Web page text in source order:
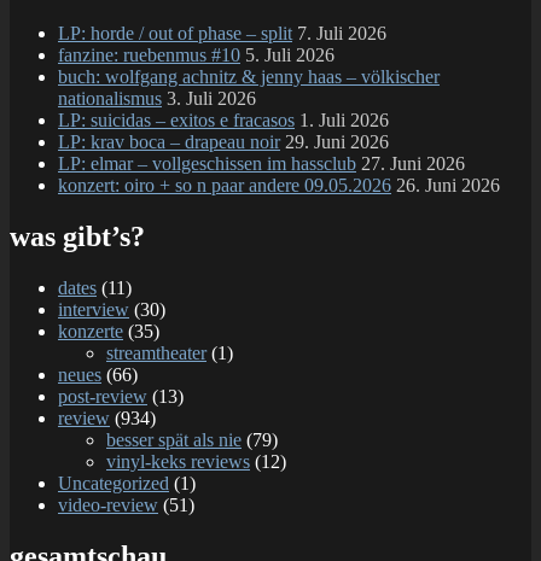
LP: horde / out of phase – split 7. Juli 2026
fanzine: ruebenmus #10 5. Juli 2026
buch: wolfgang achnitz & jenny haas – völkischer
nationalismus 3. Juli 2026
LP: suicidas – exitos e fracasos 1. Juli 2026
LP: krav boca – drapeau noir 29. Juni 2026
LP: elmar – vollgeschissen im hassclub 27. Juni 2026
konzert: oiro + so n paar andere 09.05.2026 26. Juni 2026
was gibt’s?
dates (11)
interview (30)
konzerte (35)
streamtheater(1)
neues (66)
post-review (13)
review (934)
besser spät als nie (79)
vinyl-keks reviews (12)
Uncategorized (1)
video-review (51)